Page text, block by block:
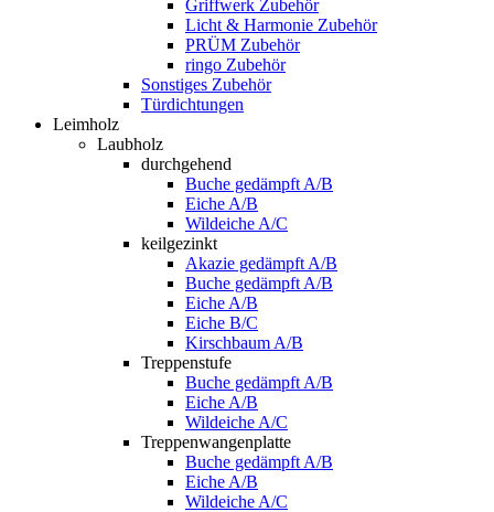
Griffwerk Zubehör
Licht & Harmonie Zubehör
PRÜM Zubehör
ringo Zubehör
Sonstiges Zubehör
Türdichtungen
Leimholz
Laubholz
durchgehend
Buche gedämpft A/B
Eiche A/B
Wildeiche A/C
keilgezinkt
Akazie gedämpft A/B
Buche gedämpft A/B
Eiche A/B
Eiche B/C
Kirschbaum A/B
Treppenstufe
Buche gedämpft A/B
Eiche A/B
Wildeiche A/C
Treppenwangenplatte
Buche gedämpft A/B
Eiche A/B
Wildeiche A/C